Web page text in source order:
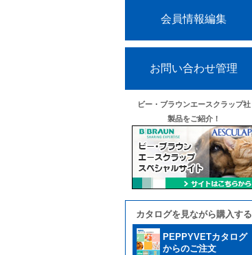
会員情報編集
お問い合わせ管理
ビー・ブラウンエースクラップ社
製品をご紹介！
カタログを見ながら購入する
PEPPYVETカタログ
からのご注文